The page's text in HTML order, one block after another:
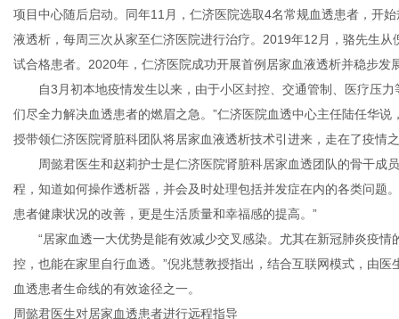
项目中心随后启动。同年11月，仁济医院选取4名常规血透患者，开
液透析，每周三次从家至仁济医院进行治疗。2019年12月，骆先生
试合格患者。2020年，仁济医院成功开展首例居家血液透析并稳步发
自3月初本地疫情发生以来，由于小区封控、交通管制、医疗压力
们尽全力解决血透患者的燃眉之急。”仁济医院血透中心主任陆任华
授带领仁济医院肾脏科团队将居家血液透析技术引进来，走在了疫情
周懿君医生和赵莉护士是仁济医院肾脏科居家血透团队的骨干成
程，知道如何操作透析器，并会及时处理包括并发症在内的各类问题
患者健康状况的改善，更是生活质量和幸福感的提高。”
“居家血透一大优势是能有效减少交叉感染。尤其在新冠肺炎疫情
控，也能在家里自行血透。”倪兆慧教授指出，结合互联网模式，由
血透患者生命线的有效途径之一。
周懿君医生对居家血透患者进行远程指导